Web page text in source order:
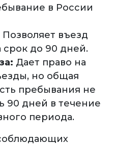
в России
Позволяет въезд
до 90 дней.
Дает право на
но общая
пребывания не
90 дней в течение
периода.